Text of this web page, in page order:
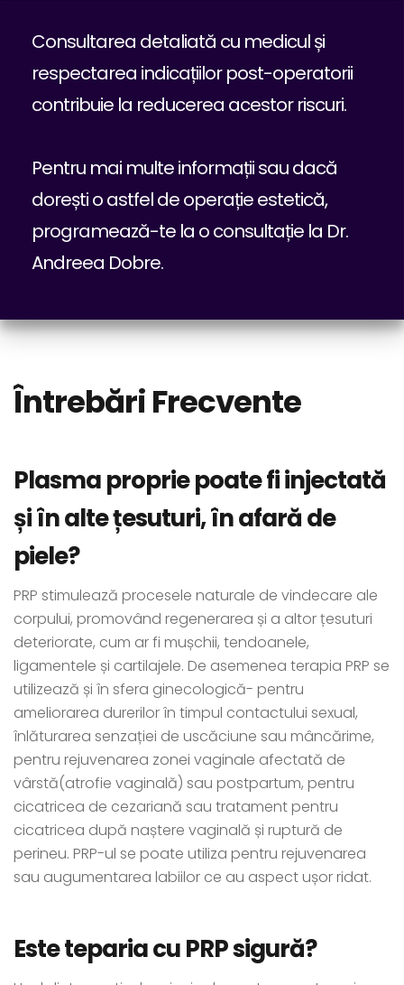
Consultarea detaliată cu medicul și
respectarea indicațiilor post-operatorii
contribuie la reducerea acestor riscuri.
Pentru mai multe informații sau dacă
dorești o astfel de operație estetică,
programează-te la o consultație la Dr.
Andreea Dobre.
Întrebări Frecvente
Plasma proprie poate fi injectată
și în alte țesuturi, în afară de
piele?
PRP stimulează procesele naturale de vindecare ale
corpului, promovând regenerarea și a altor țesuturi
deteriorate, cum ar fi mușchii, tendoanele,
ligamentele și cartilajele. De asemenea terapia PRP se
utilizează și în sfera ginecologică- pentru
ameliorarea durerilor în timpul contactului sexual,
înlăturarea senzației de uscăciune sau mâncărime,
pentru rejuvenarea zonei vaginale afectată de
vârstă(atrofie vaginală) sau postpartum, pentru
cicatricea de cezariană sau tratament pentru
cicatricea după naștere vaginală și ruptură de
perineu. PRP-ul se poate utiliza pentru rejuvenarea
sau augumentarea labiilor ce au aspect ușor ridat.
Este teparia cu PRP sigură?